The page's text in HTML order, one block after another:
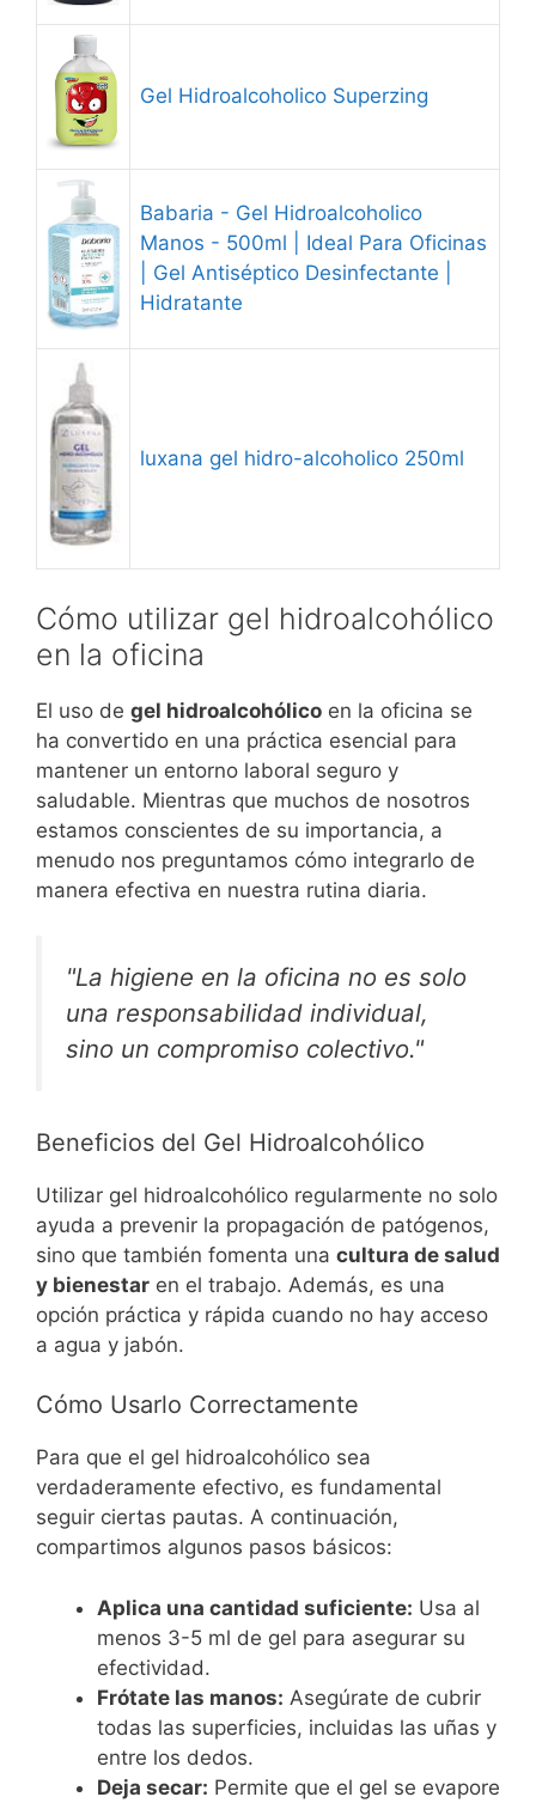
Gel Hidroalcoholico Superzing
Babaria - Gel Hidroalcoholico
Manos - 500ml | Ideal Para Oficinas
| Gel Antiséptico Desinfectante |
Hidratante
luxana gel hidro-alcoholico 250ml
Cómo utilizar gel hidroalcohólico
en la oficina
El uso de gel hidroalcohólico en la oficina se
ha convertido en una práctica esencial para
mantener un entorno laboral seguro y
saludable. Mientras que muchos de nosotros
estamos conscientes de su importancia, a
menudo nos preguntamos cómo integrarlo de
manera efectiva en nuestra rutina diaria.
"La higiene en la oficina no es solo
una responsabilidad individual,
sino un compromiso colectivo."
Beneficios del Gel Hidroalcohólico
Utilizar gel hidroalcohólico regularmente no solo
ayuda a prevenir la propagación de patógenos,
sino que también fomenta una cultura de salud
y bienestar en el trabajo. Además, es una
opción práctica y rápida cuando no hay acceso
a agua y jabón.
Cómo Usarlo Correctamente
Para que el gel hidroalcohólico sea
verdaderamente efectivo, es fundamental
seguir ciertas pautas. A continuación,
compartimos algunos pasos básicos:
Aplica una cantidad suficiente: Usa al
menos 3-5 ml de gel para asegurar su
efectividad.
Frótate las manos: Asegúrate de cubrir
todas las superficies, incluidas las uñas y
entre los dedos.
Deja secar: Permite que el gel se evapore